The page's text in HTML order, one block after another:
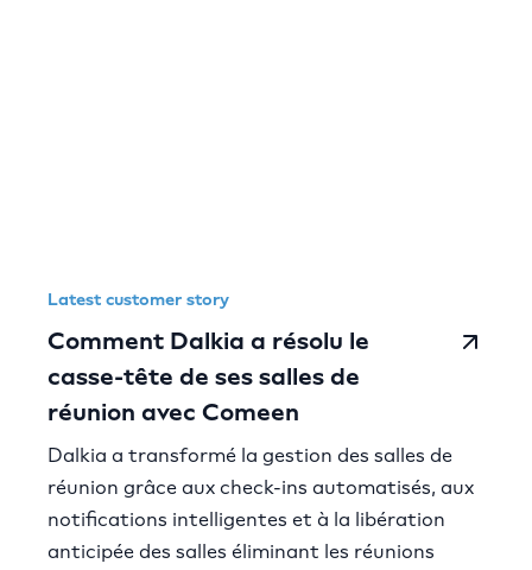
Latest customer story
Comment Dalkia a résolu le
casse-tête de ses salles de
réunion avec Comeen
Dalkia a transformé la gestion des salles de
réunion grâce aux check-ins automatisés, aux
notifications intelligentes et à la libération
anticipée des salles éliminant les réunions